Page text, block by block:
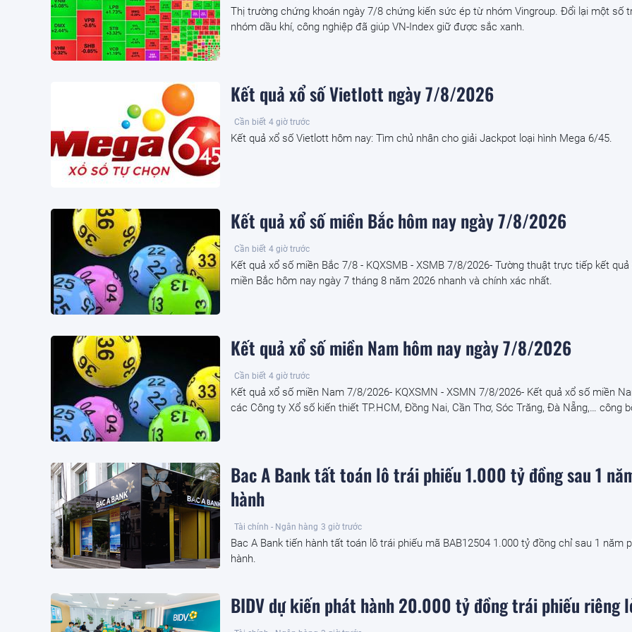
Thị trường chứng khoán ngày 7/8 chứng kiến sức ép từ nhóm Vingroup. Đổi lại một số
nhóm dầu khí, công nghiệp đã giúp VN-Index giữ được sắc xanh.
Kết quả xổ số Vietlott ngày 7/8/2026
Cần biết 4 giờ trước
Kết quả xổ số Vietlott hôm nay: Tìm chủ nhân cho giải Jackpot loại hình Mega 6/45.
Kết quả xổ số miền Bắc hôm nay ngày 7/8/2026
Cần biết 4 giờ trước
Kết quả xổ số miền Bắc 7/8 - KQXSMB - XSMB 7/8/2026- Tường thuật trực tiếp kết quả
miền Bắc hôm nay ngày 7 tháng 8 năm 2026 nhanh và chính xác nhất.
Kết quả xổ số miền Nam hôm nay ngày 7/8/2026
Cần biết 4 giờ trước
Kết quả xổ số miền Nam 7/8/2026- KQXSMN - XSMN 7/8/2026- Kết quả xổ số miền
các Công ty Xổ số kiến thiết TP.HCM, Đồng Nai, Cần Thơ, Sóc Trăng, Đà Nẵng,… công
Bac A Bank tất toán lô trái phiếu 1.000 tỷ đồng sau 1
hành
Tài chính - Ngân hàng 3 giờ trước
Bac A Bank tiến hành tất toán lô trái phiếu mã BAB12504 1.000 tỷ đồng chỉ sau 1 năm
hành.
BIDV dự kiến phát hành 20.000 tỷ đồng trái phiếu riêng